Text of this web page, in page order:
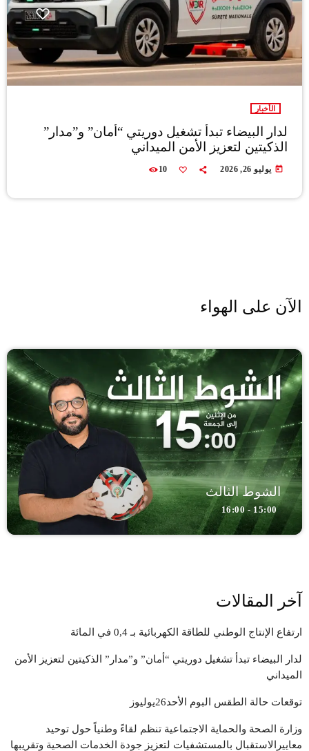
الأخبار
لدار البيضاء تبدأ تشغيل دوريتي “أمان” و”مدار”
الذكيتين لتعزيز الأمن الميداني
today يوليو 26, 2026 10
الآن على الهواء
الشوط الثالث
15:00 - 16:00
آخر المقالات
ارتفاع الإنتاج الوطني للطاقة الكهربائية بـ 0,4 في المائة
لدار البيضاء تبدأ تشغيل دوريتي “أمان” و”مدار” الذكيتين لتعزيز الأمن
الميداني
توقعات حالة الطقس البوم الأحد26يوليوز
وزارة الصحة والحماية الاجتماعية تنظم لقاءً وطنياً حول توحيد
معاييرالاستقبال بالمستشفيات لتعزيز جودة الخدمات الصحية وتقريبها